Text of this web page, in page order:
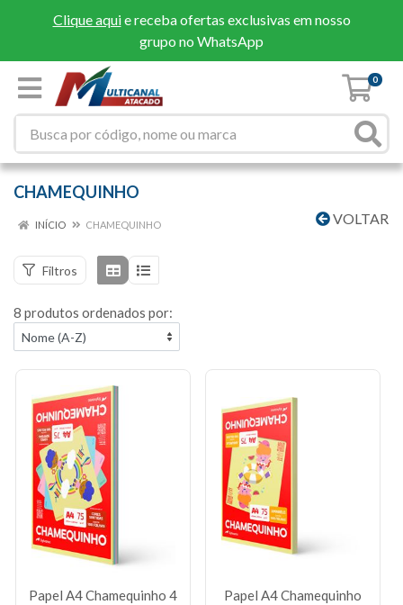
Clique aquie receba ofertas exclusivas em nosso
grupo no WhatsApp
0
CHAMEQUINHO
VOLTAR
INÍCIO CHAMEQUINHO
Filtros
8 produtos ordenados por:
Papel A4 Chamequinho 4
Papel A4 Chamequinho